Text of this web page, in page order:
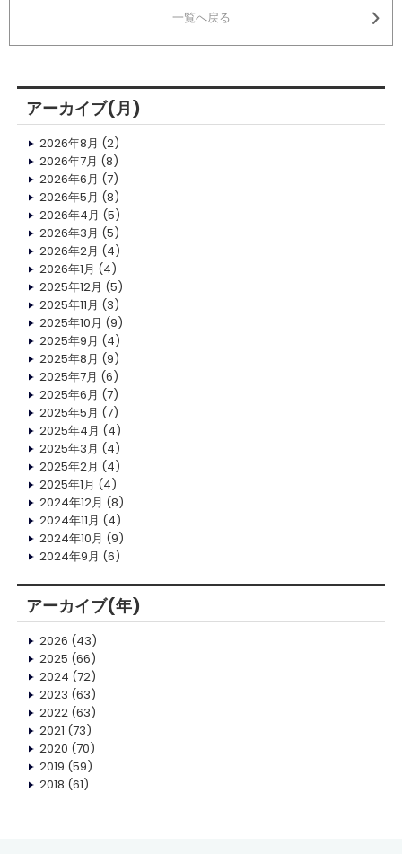
一覧へ戻る
アーカイブ(月)
2026年8月 (2)
2026年7月 (8)
2026年6月 (7)
2026年5月 (8)
2026年4月 (5)
2026年3月 (5)
2026年2月 (4)
2026年1月 (4)
2025年12月 (5)
2025年11月 (3)
2025年10月 (9)
2025年9月 (4)
2025年8月 (9)
2025年7月 (6)
2025年6月 (7)
2025年5月 (7)
2025年4月 (4)
2025年3月 (4)
2025年2月 (4)
2025年1月 (4)
2024年12月 (8)
2024年11月 (4)
2024年10月 (9)
2024年9月 (6)
アーカイブ(年)
2026 (43)
2025 (66)
2024 (72)
2023 (63)
2022(63)
2021 (73)
2020 (70)
2019 (59)
2018 (61)